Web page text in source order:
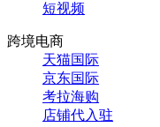
短视频
跨境电商
天猫国际
京东国际
考拉海购
店铺代入驻